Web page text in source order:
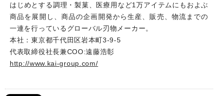
はじめとする調理・製菓、医療用など1万アイテムにもおよぶ
商品を展開し、商品の企画開発から生産、販売、物流までの
一連を行っているグローバル刃物メーカー。
本社：東京都千代田区岩本町3-9-5
代表取締役社長兼COO:遠藤浩彰
http://www.kai-group.com/